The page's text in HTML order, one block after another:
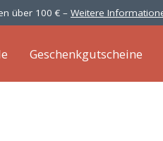
über 100 € – Weitere
Geschenkgutscheine